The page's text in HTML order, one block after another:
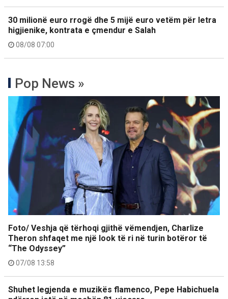
30 milionë euro rrogë dhe 5 mijë euro vetëm për letra
higjienike, kontrata e çmendur e Salah
08/08 07:00
Pop News »
Foto/ Veshja që tërhoqi gjithë vëmendjen, Charlize
Theron shfaqet me një look të ri në turin botëror të
“The Odyssey”
07/08 13:58
Shuhet legjenda e muzikës flamenco, Pepe Habichuela